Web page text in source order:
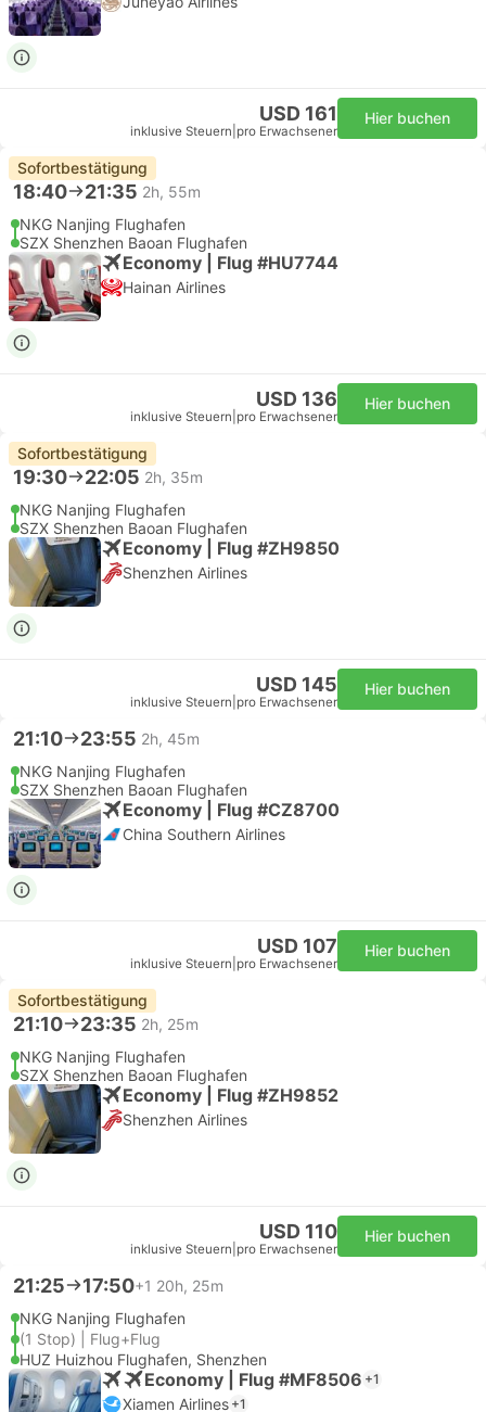
USD 161
inklusive Steuern pro Erwachsener
Hier buchen
Sofortbestätigung
18:40 21:35 2h, 55m
NKG Nanjing Flughafen
SZX Shenzhen Baoan Flughafen
Economy | Flug #HU7744
Hainan Airlines
USD 136
inklusive Steuern pro Erwachsener
Hier buchen
Sofortbestätigung
19:30 22:05 2h, 35m
NKG Nanjing Flughafen
SZX Shenzhen Baoan Flughafen
Economy | Flug #ZH9850
Shenzhen Airlines
USD 145
inklusive Steuern pro Erwachsener
Hier buchen
21:10 23:55 2h, 45m
NKG Nanjing Flughafen
SZX Shenzhen Baoan Flughafen
Economy | Flug #CZ8700
China Southern Airlines
USD 107
inklusive Steuern pro Erwachsener
Hier buchen
Sofortbestätigung
21:10 23:35 2h, 25m
NKG Nanjing Flughafen
SZX Shenzhen Baoan Flughafen
Economy | Flug #ZH9852
Shenzhen Airlines
USD 110
inklusive Steuern pro Erwachsener
Hier buchen
21:25 17:50+1 20h, 25m
NKG Nanjing Flughafen
(1 Stop) | Flug+Flug
HUZ Huizhou Flughafen, Shenzhen
Economy | Flug #MF8506 +1
Xiamen Airlines +1